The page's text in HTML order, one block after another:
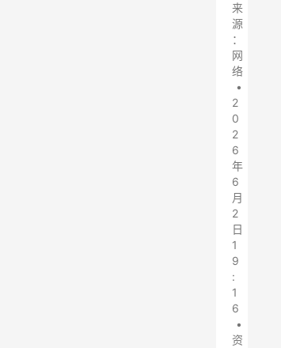
来
源
：
网
络
•
2
0
2
6
年
6
月
2
日
1
9
:
1
6
•
资